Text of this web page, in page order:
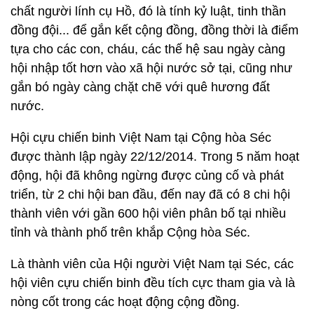
chất người lính cụ Hồ, đó là tính kỷ luật, tinh thần
đồng đội... để gắn kết cộng đồng, đồng thời là điểm
tựa cho các con, cháu, các thế hệ sau ngày càng
hội nhập tốt hơn vào xã hội nước sở tại, cũng như
gắn bó ngày càng chặt chẽ với quê hương đất
nước.
Hội cựu chiến binh Việt Nam tại Cộng hòa Séc
được thành lập ngày 22/12/2014. Trong 5 năm hoạt
động, hội đã không ngừng được củng cố và phát
triển, từ 2 chi hội ban đầu, đến nay đã có 8 chi hội
thành viên với gần 600 hội viên phân bố tại nhiều
tỉnh và thành phố trên khắp Cộng hòa Séc.
Là thành viên của Hội người Việt Nam tại Séc, các
hội viên cựu chiến binh đều tích cực tham gia và là
nòng cốt trong các hoạt động cộng đồng.